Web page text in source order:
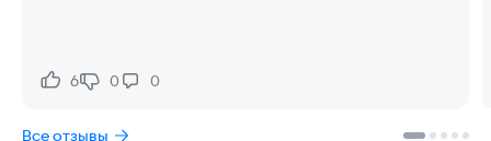
Нравится:
6Не нравится:
0 0
Все отзывы